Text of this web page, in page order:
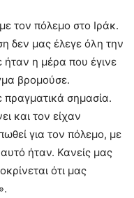
τον πόλεμο στο Ιράκ.
δεν μας έλεγε όλη την
η μέρα που έγινε
βρομούσε.
πραγματικά σημασία.
και τον είχαν
για τον πόλεμο, με
ήταν. Κανείς μας
ότι μας